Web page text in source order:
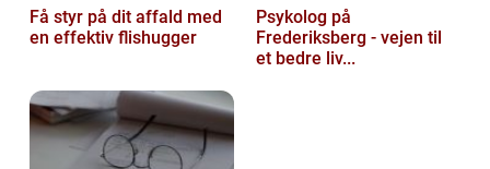
Få styr på dit affald med
en effektiv flishugger
Psykolog på
Frederiksberg - vejen til
et bedre liv...